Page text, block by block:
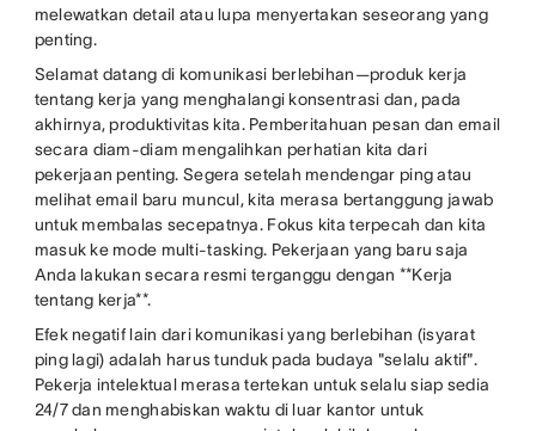
melewatkan detail atau lupa menyertakan seseorang yang
penting.
Selamat datang di komunikasi berlebihan—produk kerja
tentang kerja yang menghalangi konsentrasi dan, pada
akhirnya, produktivitas kita. Pemberitahuan pesan dan email
secara diam-diam mengalihkan perhatian kita dari
pekerjaan penting. Segera setelah mendengar ping atau
melihat email baru muncul, kita merasa bertanggung jawab
untuk membalas secepatnya. Fokus kita terpecah dan kita
masuk ke mode multi-tasking. Pekerjaan yang baru saja
Anda lakukan secara resmi terganggu dengan **Kerja
tentang kerja**.
Efek negatif lain dari komunikasi yang berlebihan (isyarat
ping lagi) adalah harus tunduk pada budaya "selalu aktif".
Pekerja intelektual merasa tertekan untuk selalu siap sedia
24/7 dan menghabiskan waktu di luar kantor untuk